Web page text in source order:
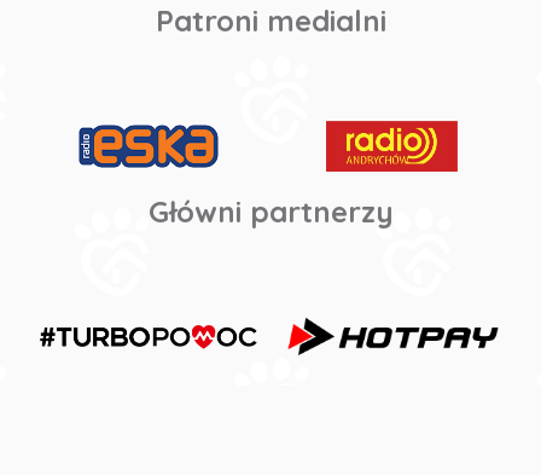
Patroni medialni
Główni partnerzy